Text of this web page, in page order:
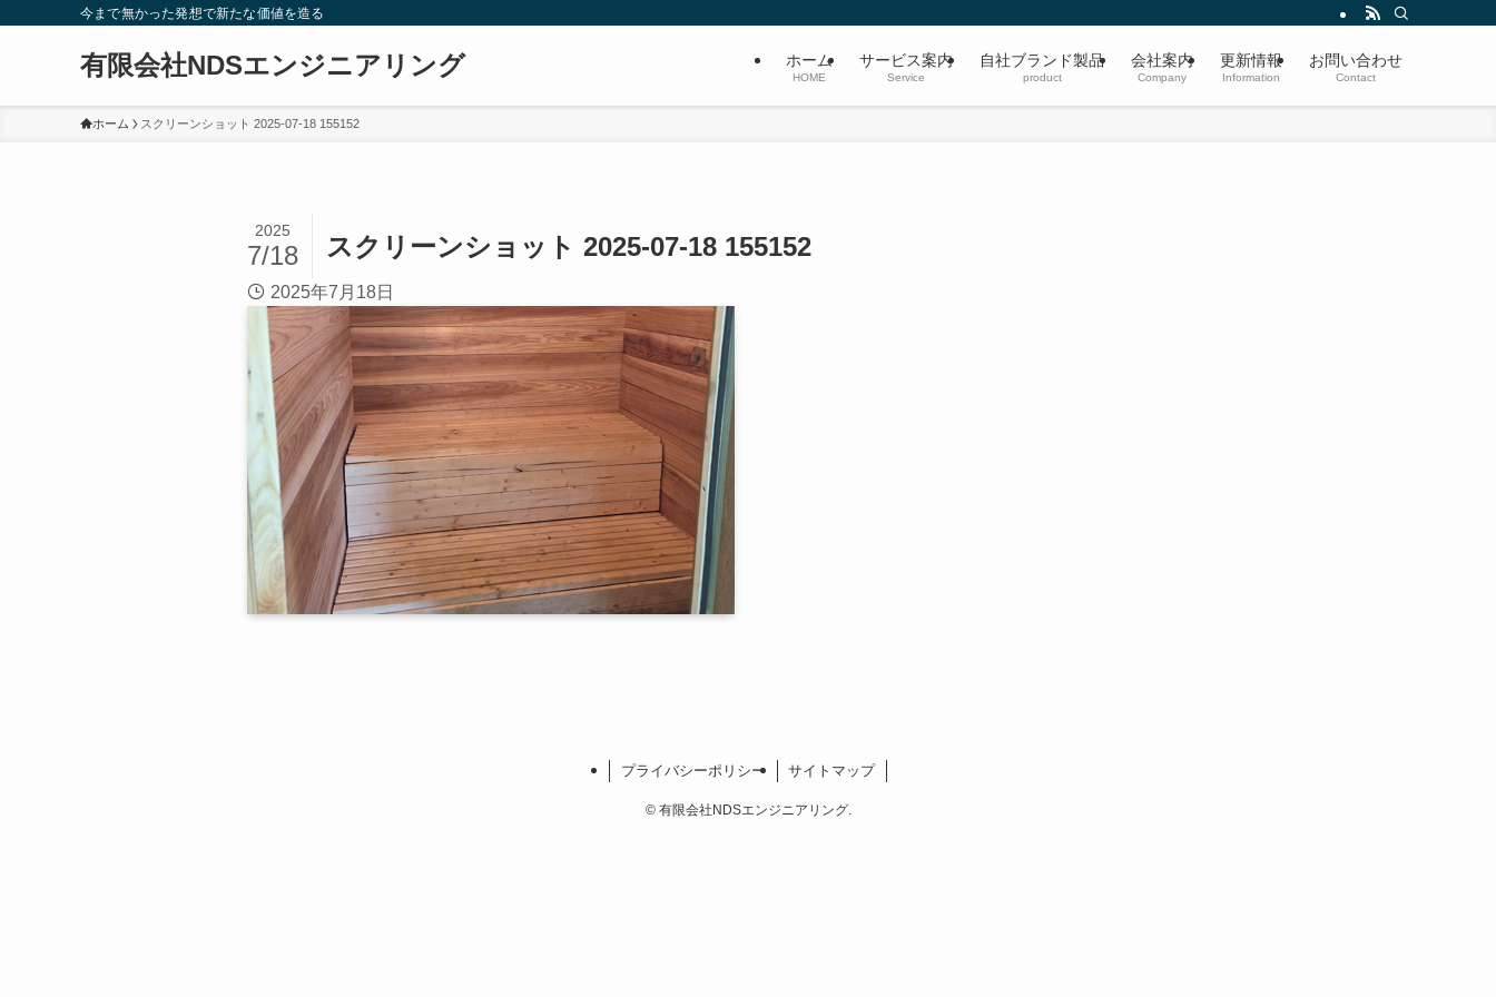
今まで無かった発想で新たな価値を造る
有限会社NDSエンジニアリング ホーム
HOME
サービス案内
Service
自社ブランド製品
product
会社案内
Company
更新情報
Information
お問い合わせ
Contact
ホーム スクリーンショット 2025-07-18 155152
スクリーンショット 2025-07-18 155152
2025
7/18
2025年7月18日
プライバシーポリシー サイトマップ
©有限会社NDSエンジニアリング.